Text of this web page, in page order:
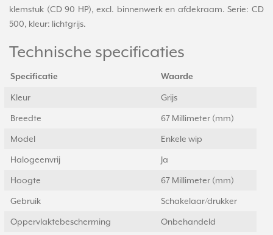
klemstuk (CD 90 HP), excl. binnenwerk en afdekraam. Serie: CD
500, kleur: lichtgrijs.
Technische specificaties
Specificatie Waarde
Kleur Grijs
Breedte 67 Millimeter (mm)
Model Enkele wip
Halogeenvrij Ja
Hoogte 67 Millimeter (mm)
Gebruik Schakelaar/drukker
Oppervlaktebescherming Onbehandeld